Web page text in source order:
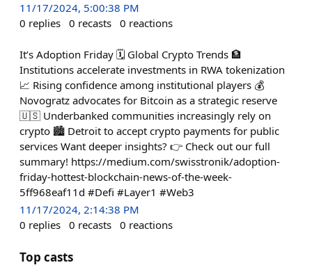
11/17/2024, 5:00:38 PM
0 replies 0 recasts 0 reactions
It’s Adoption Friday 🗓️ Global Crypto Trends 🏦
Institutions accelerate investments in RWA tokenization
📈 Rising confidence among institutional players 💰
Novogratz advocates for Bitcoin as a strategic reserve
🇺🇸 Underbanked communities increasingly rely on
crypto 🏙️ Detroit to accept crypto payments for public
services Want deeper insights? 👉 Check out our full
summary! https://medium.com/swisstronik/adoption-
friday-hottest-blockchain-news-of-the-week-
5ff968eaf11d #Defi #Layer1 #Web3
11/17/2024, 2:14:38 PM
0 replies 0 recasts 0 reactions
Top casts